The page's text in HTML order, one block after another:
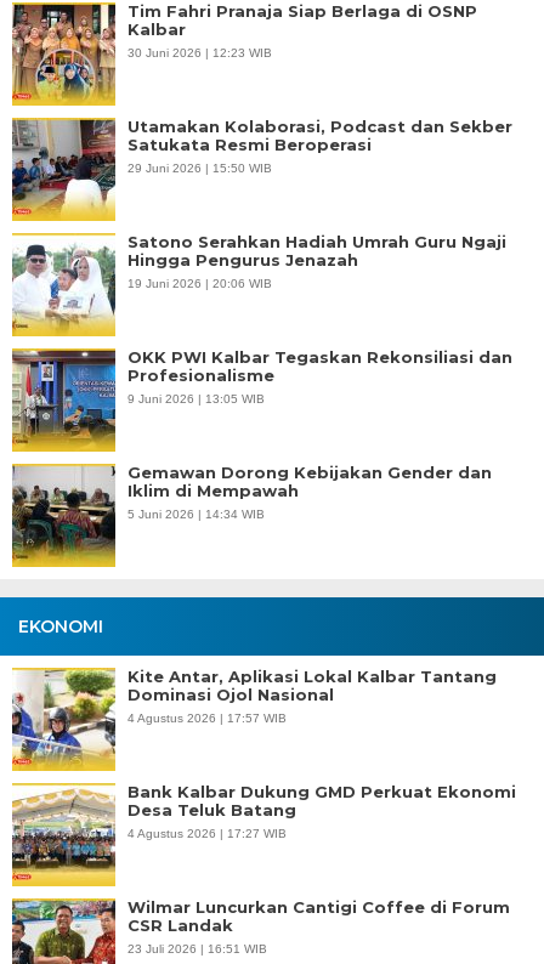
Tim Fahri Pranaja Siap Berlaga di OSNP
Kalbar
30 Juni 2026 | 12:23 WIB
Utamakan Kolaborasi, Podcast dan Sekber
Satukata Resmi Beroperasi
29 Juni 2026 | 15:50 WIB
Satono Serahkan Hadiah Umrah Guru Ngaji
Hingga Pengurus Jenazah
19 Juni 2026 | 20:06 WIB
OKK PWI Kalbar Tegaskan Rekonsiliasi dan
Profesionalisme
9 Juni 2026 | 13:05 WIB
Gemawan Dorong Kebijakan Gender dan
Iklim di Mempawah
5 Juni 2026 | 14:34 WIB
EKONOMI
Kite Antar, Aplikasi Lokal Kalbar Tantang
Dominasi Ojol Nasional
4 Agustus 2026 | 17:57 WIB
Bank Kalbar Dukung GMD Perkuat Ekonomi
Desa Teluk Batang
4 Agustus 2026 | 17:27 WIB
Wilmar Luncurkan Cantigi Coffee di Forum
CSR Landak
23 Juli 2026 | 16:51 WIB